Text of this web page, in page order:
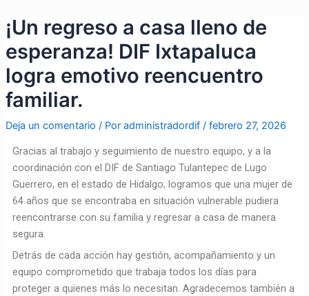
contenido
¡Un regreso a casa lleno de
esperanza! DIF Ixtapaluca
logra emotivo reencuentro
familiar.
Deja un comentario / Por administradordif / febrero 27, 2026
Gracias al trabajo y seguimiento de nuestro equipo, y a la
coordinación con el DIF de Santiago Tulantepec de Lugo
Guerrero, en el estado de Hidalgo, logramos que una mujer de
64 años que se encontraba en situación vulnerable pudiera
reencontrarse con su familia y regresar a casa de manera
segura.
Detrás de cada acción hay gestión, acompañamiento y un
equipo comprometido que trabaja todos los días para
proteger a quienes más lo necesitan. Agradecemos también a
de
entradas